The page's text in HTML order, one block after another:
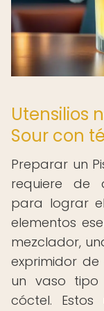
Utensilios
Sour con
Preparar un
requiere de
para lograr
elementos
mezclador,
exprimidor
un vaso
cóctel.